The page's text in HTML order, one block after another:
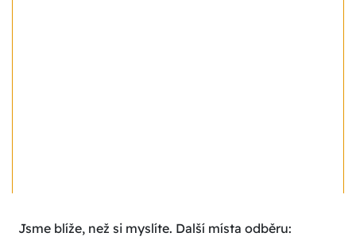
Jsme blíže, než si myslíte. Další místa odběru: